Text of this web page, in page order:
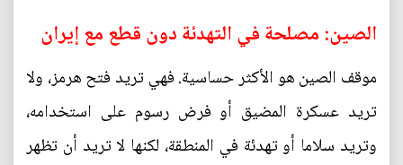
الصين: مصلحة في التهدئة دون قطع مع إيران
موقف الصين هو الأكثر حساسية. فهي تريد فتح هرمز، ولا
تريد عسكرة المضيق أو فرض رسوم على استخدامه،
وتريد سلاما أو تهدئة في المنطقة، لكنها لا تريد أن تظهر